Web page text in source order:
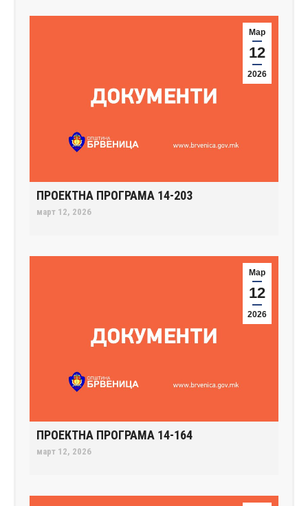
Мар
12
2026
ПРОЕКТНА ПРОГРАМА 14-203
март 12, 2026
Мар
12
2026
ПРОЕКТНА ПРОГРАМА 14-164
март 12, 2026